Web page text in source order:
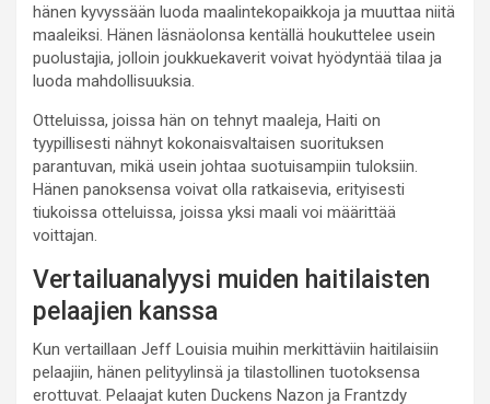
hänen kyvyssään luoda maalintekopaikkoja ja muuttaa niitä
maaleiksi. Hänen läsnäolonsa kentällä houkuttelee usein
puolustajia, jolloin joukkuekaverit voivat hyödyntää tilaa ja
luoda mahdollisuuksia.
Otteluissa, joissa hän on tehnyt maaleja, Haiti on
tyypillisesti nähnyt kokonaisvaltaisen suorituksen
parantuvan, mikä usein johtaa suotuisampiin tuloksiin.
Hänen panoksensa voivat olla ratkaisevia, erityisesti
tiukoissa otteluissa, joissa yksi maali voi määrittää
voittajan.
Vertailuanalyysi muiden haitilaisten
pelaajien kanssa
Kun vertaillaan Jeff Louisia muihin merkittäviin haitilaisiin
pelaajiin, hänen pelityylinsä ja tilastollinen tuotoksensa
erottuvat. Pelaajat kuten Duckens Nazon ja Frantzdy